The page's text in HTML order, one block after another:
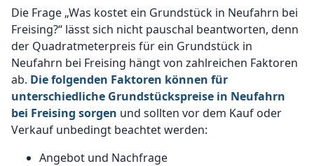
Die Frage „Was kostet ein Grundstück in Neufahrn bei
Freising?“ lässt sich nicht pauschal beantworten, denn
der Quadratmeterpreis für ein Grundstück in
Neufahrn bei Freising hängt von zahlreichen Faktoren
ab. Die folgenden Faktoren können für
unterschiedliche Grundstückspreise in Neufahrn
bei Freising sorgen und sollten vor dem Kauf oder
Verkauf unbedingt beachtet werden:
Angebot und Nachfrage